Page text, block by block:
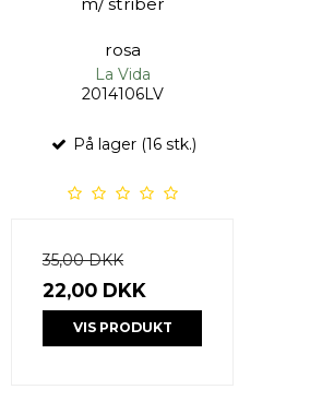
m/ striber
rosa
La Vida
2014106LV
På lager (16 stk.)
35,00 DKK
22,00 DKK
VIS PRODUKT